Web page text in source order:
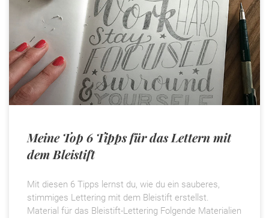
Meine Top 6 Tipps für das Lettern mit
dem Bleistift
Mit diesen 6 Tipps lernst du, wie du ein sauberes,
stimmiges Lettering mit dem Bleistift erstellst.
Material für das Bleistift-Lettering Folgende Materialien